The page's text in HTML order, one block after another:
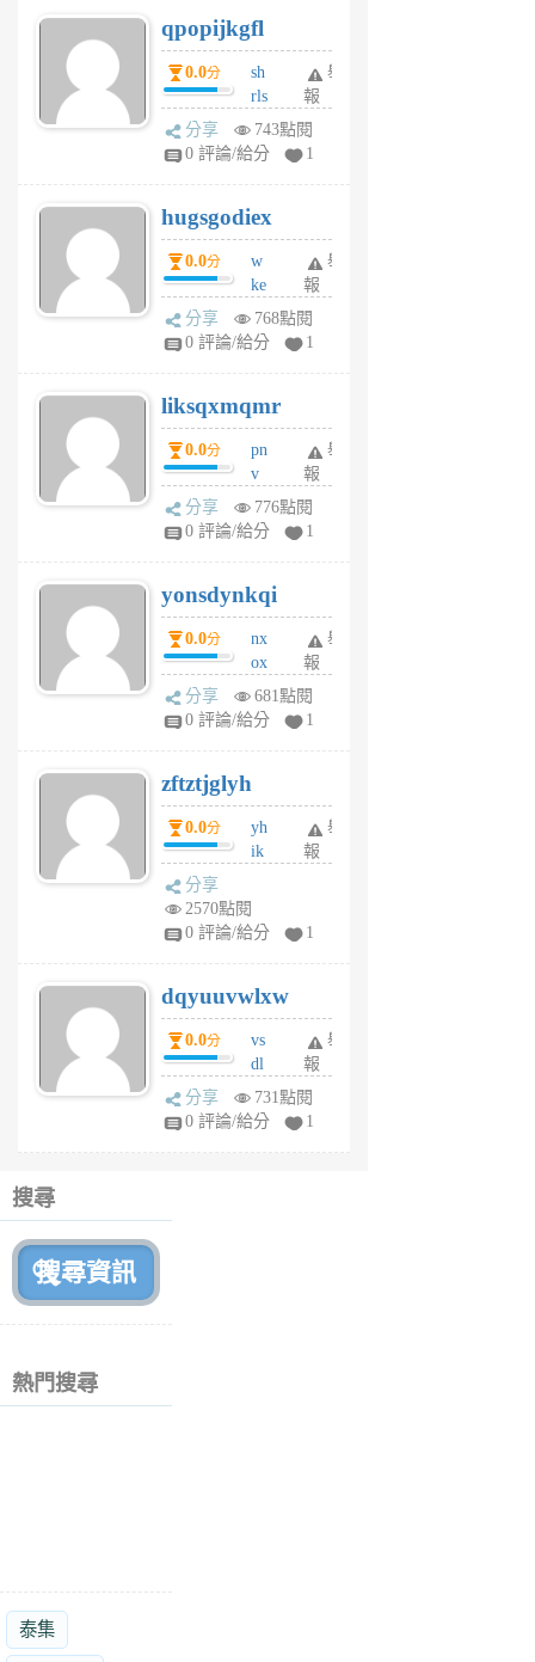
6
個
月
前
qpopijkgfl
0.0分
sh
rls
k
m
6
個
月
前
舉
報
分享
743點閱
0 評論/給分
1
hugsgodiex
0.0分
w
ke
rv
pj
6
個
月
前
舉
報
分享
768點閱
0 評論/給分
1
liksqxmqmr
0.0分
pn
v
wt
sv
6
個
月
前
舉
報
分享
776點閱
0 評論/給分
1
yonsdynkqi
0.0分
nx
ox
rh
pe
月
前
舉
報
分享
681點閱
0 評論/給分
1
zftztjglyh
0.0分
yh
ik
tu
6
個
月
前
舉
報
分享
2570點閱
0 評論/給分
1
dqyuuvwlxw
0.0分
vs
dl
sq
fy
舉
報
分享
731點閱
0 評論/給分
1
搜尋
熱門搜尋
泰集